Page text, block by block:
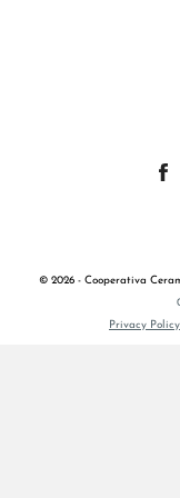
© 2026 - Cooperativa
Privacy Policy